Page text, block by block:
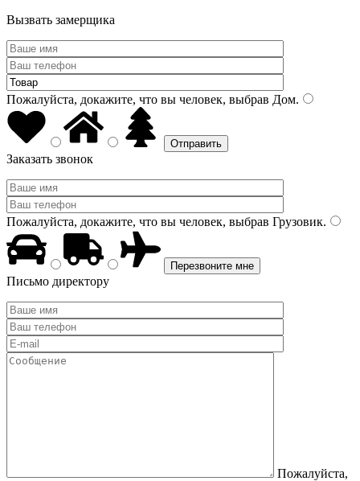
Вызвать замерщика
Пожалуйста, докажите, что вы человек, выбрав Дом.
Заказать звонок
Пожалуйста, докажите, что вы человек, выбрав Грузовик.
Письмо директору
Пожалуйста,